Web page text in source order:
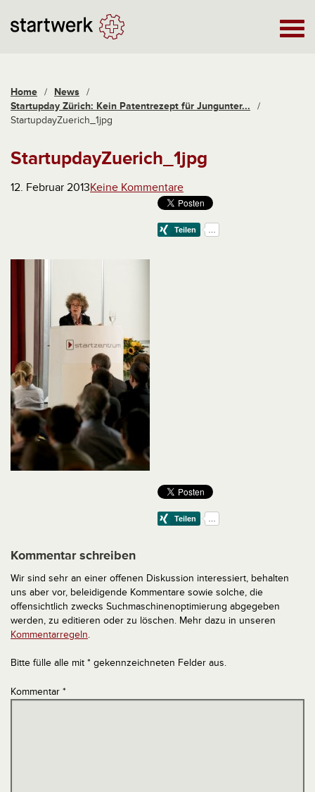
Home / News /
Startupday Zürich: Kein Patentrezept für Jungunter...
/
StartupdayZuerich_1jpg
StartupdayZuerich_1jpg
12. Februar 2013Keine Kommentare
Kommentar schreiben
Wir sind sehr an einer offenen Diskussion interessiert, behalten
uns aber vor, beleidigende Kommentare sowie solche, die
offensichtlich zwecks Suchmaschinenoptimierung abgegeben
werden, zu editieren oder zu löschen. Mehr dazu in unseren
Kommentarregeln.
Bitte fülle alle mit * gekennzeichneten Felder aus.
Kommentar *